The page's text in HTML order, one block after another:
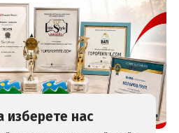
изберете нас